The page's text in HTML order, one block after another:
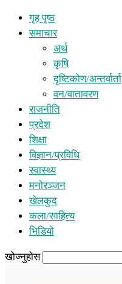
गृह पृष्ठ
समाचार
अर्थ
कृषि
दृष्टिकोण/अन्तर्वार्ता
वन/वातावरण
राजनीति
प्रदेश
शिक्षा
विज्ञान/प्रविधि
स्वास्थ्य
मनोरञ्जन
खेलकुद
कला/साहित्य
भिडियो
खोज्नुहोस